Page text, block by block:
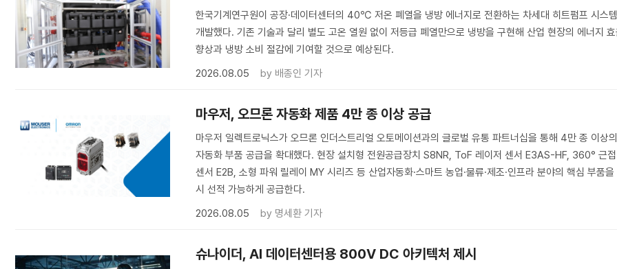
한국기계연구원이 공장·데이터센터의 40℃ 저온 폐열을 냉방 에너지로 전환하는 차세대 히트펌프 시스
개발했다. 기존 기술과 달리 별도 고온 열원 없이 저등급 폐열만으로 냉방을 구현해 산업 현장의 에너지
향상과 냉방 소비 절감에 기여할 것으로 예상된다.
2026.08.05
by 배종인 기자
마우저, 오므론 자동화 제품 4만 종 이상 공급
마우저 일렉트로닉스가 오므론 인더스트리얼 오토메이션과의 글로벌 유통 파트너십을 통해 4만 종 이상
자동화 부품 공급을 확대했다. 현장 설치형 전원공급장치 S8NR, ToF 레이저 센서 E3AS-HF, 360° 근접
센서 E2B, 소형 파워 릴레이 MY 시리즈 등 산업자동화·스마트 농업·물류·제조·인프라 분야의 핵심 부품을
시 선적 가능하게 공급한다.
2026.08.05
by 명세환 기자
슈나이더, AI 데이터센터용 800V DC 아키텍처 제시